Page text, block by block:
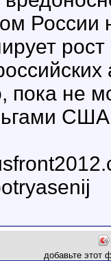
России
пока не
США
добавьте этот